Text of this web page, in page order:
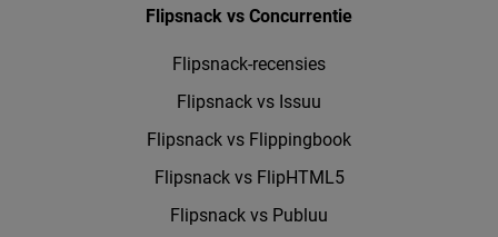
Flipsnack vs Concurrentie
Flipsnack-recensies
Flipsnack vs Issuu
Flipsnack vs Flippingbook
Flipsnack vs FlipHTML5
Flipsnack vs Publuu